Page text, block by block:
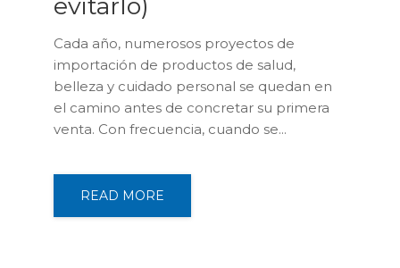
Cada año, numerosos proyectos de
importación de productos de salud,
belleza y cuidado personal se quedan en
el camino antes de concretar su primera
venta. Con frecuencia, cuando se...
READ MORE